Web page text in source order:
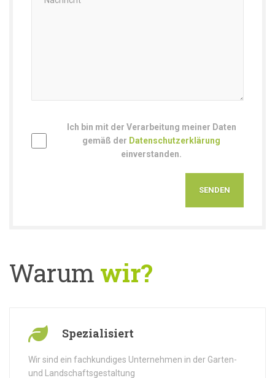
Ich bin mit der Verarbeitung meiner Daten
gemäß der Datenschutzerklärung
einverstanden.
Warum wir?
Spezialisiert
Wir sind ein fachkundiges Unternehmen in der Garten-
und Landschaftsgestaltung